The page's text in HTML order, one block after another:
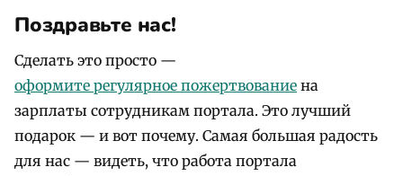
Поздравьте нас!
Сделать это просто —
оформите регулярное пожертвование на
зарплаты сотрудникам портала. Это лучший
подарок — и вот почему. Самая большая радость
для нас — видеть, что работа портала